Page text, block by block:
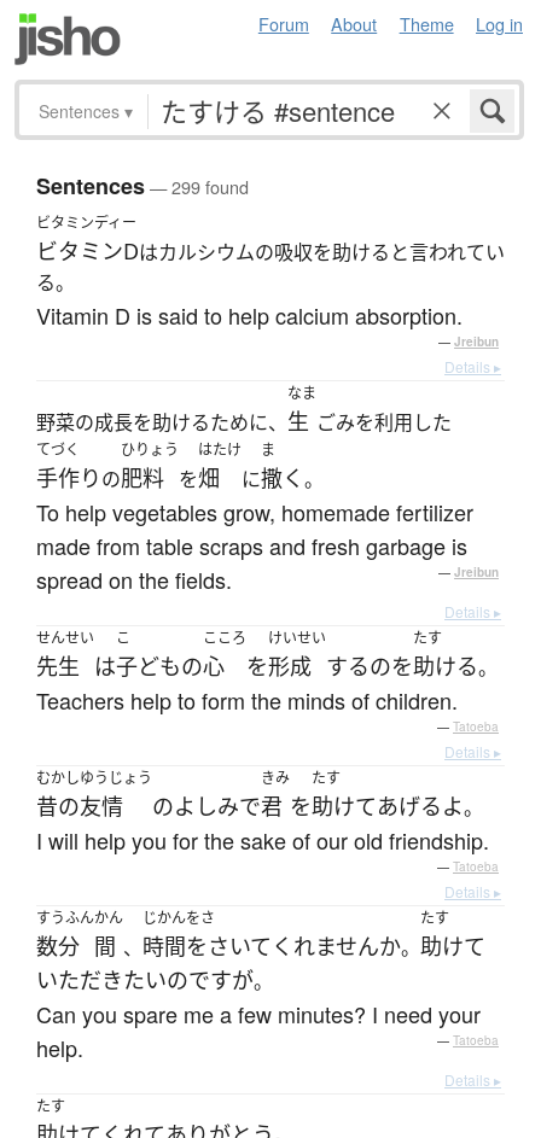
Forum About Theme Log in
Sentences ▾
Sentences— 299 found
ビタミンディー
ビタミンDはカルシウムの吸収を助けると言われてい
る。
Vitamin D is said to help calcium absorption.
— Jreibun
Details ▸
野菜の成長を助けるために、
なま
生 ごみを利用した
てづく
手作りの
ひりょう
肥料 を
はたけ
畑 に
ま
撒く 。
To help vegetables grow, homemade fertilizer
made from table scraps and fresh garbage is
spread on the fields.
— Jreibun
Details ▸
せんせい
先生 は
こ
子どもの
こころ
心 を
けいせい
形成 するのを
たす
助ける。
Teachers help to form the minds of children.
— Tatoeba
Details ▸
むかし
昔の
ゆうじょう
友情 のよしみで
きみ
君 を
たす
助けてあげるよ。
I will help you for the sake of our old friendship.
— Tatoeba
Details ▸
すうふん
数分
かん
間 、
じかんをさ
時間をさいて くれませんか。
たす
助けて
いただきたいのですが。
Can you spare me a few minutes? I need your
help.
— Tatoeba
Details ▸
たす